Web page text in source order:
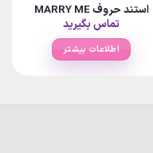
استند حروف MARRY ME
تماس بگیرید
اطلاعات بیشتر